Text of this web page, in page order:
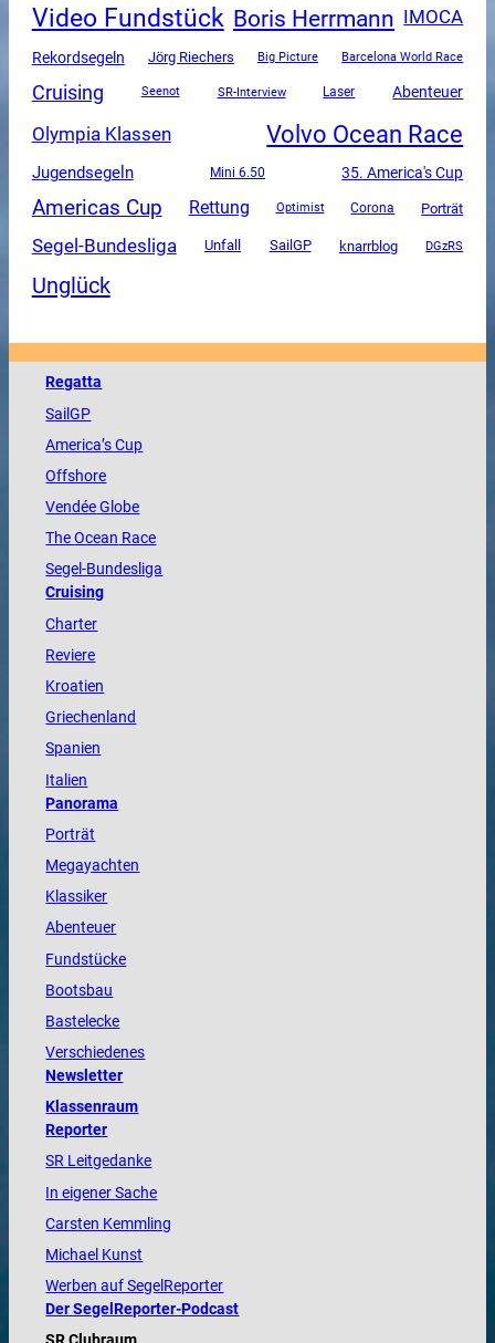
Video Fundstück Boris Herrmann IMOCA
Rekordsegeln Jörg Riechers Big Picture Barcelona World Race
Cruising Seenot SR-Interview Laser Abenteuer
Olympia Klassen Volvo Ocean Race
Jugendsegeln Mini 6.50 35. America's Cup
Americas Cup Rettung Optimist Corona Porträt
Segel-Bundesliga Unfall SailGP knarrblog DGzRS
Unglück
Regatta
SailGP
America’s Cup
Offshore
VendéeGlobe
TheOcean Race
Segel-Bundesliga
Cruising
Charter
Reviere
Kroatien
Griechenland
Spanien
Italien
Panorama
Porträt
Megayachten
Klassiker
Abenteuer
Fundstücke
Bootsbau
Bastelecke
Verschiedenes
Newsletter
Klassenraum
Reporter
SR Leitgedanke
In eigener Sache
Carsten Kemmling
Michael Kunst
Werben auf SegelReporter
Der SegelReporter-Podcast